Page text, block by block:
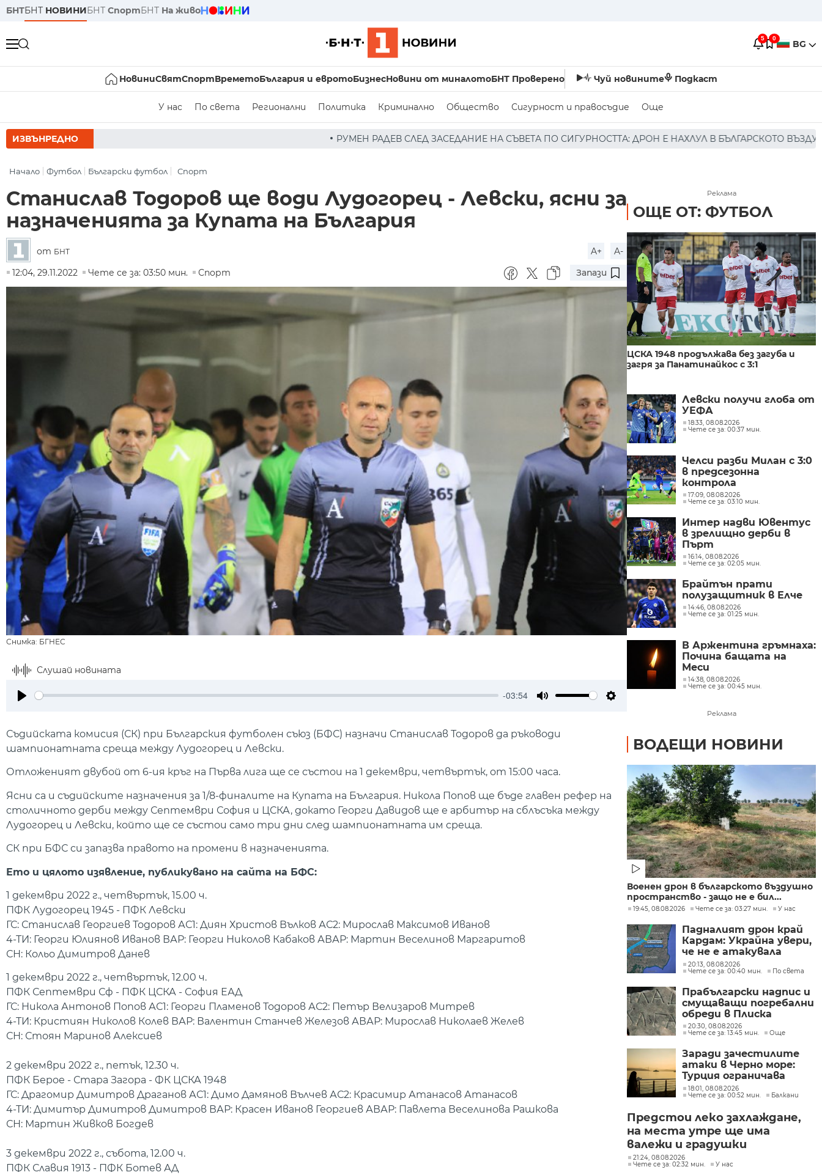
БНТБНТ НОВИНИБНТ СпортБНТ На живо
5 0 BG
НовиниСвятСпортВреметоБългария и евротоБизнесНовини от миналотоБНТ Проверено Чуй новините Подкаст
У нас По света Регионални Политика Криминално Общество Сигурност и правосъдие Още
ИЗВЪНРЕДНО РУМЕН РАДЕВ СЛЕД ЗАСЕДАНИЕ НА СЪВЕТА ПО СИГУРНОСТТА: ДРОН Е НАХЛУЛ В БЪЛГАРСКОТО ВЪЗДУШНО ПРОСТРАНСТВО *
Начало Футбол Български футбол Спорт
Станислав Тодоров ще води Лудогорец - Левски, ясни за
назначенията за Купата на България
от БНТ A+
A-
12:04, 29.11.2022
Чете се за: 03:50 мин. Спорт Запази
Снимка: БГНЕС
Слушай новината
-03:54
Съдийската комисия (СК) при Българския футболен съюз (БФС) назначи Станислав Тодоров да ръководи
шампионатната среща между Лудогорец и Левски.
Отложеният двубой от 6-ия кръг на Първа лига ще се състои на 1 декември, четвъртък, от 15:00 часа.
Ясни са и съдийските назначения за 1/8-финалите на Купата на България. Никола Попов ще бъде главен рефер на
столичното дерби между Септември София и ЦСКА, докато Георги Давидов ще е арбитър на сблъсъка между
Лудогорец и Левски, който ще се състои само три дни след шампионатната им среща.
СК при БФС си запазва правото на промени в назначенията.
Ето и цялото изявление, публикувано на сайта на БФС:
1 декември 2022 г., четвъртък, 15.00 ч.
ПФК Лудогорец 1945 - ПФК Левски
ГС: Станислав Георгиев Тодоров АС1: Диян Христов Вълков АС2: Мирослав Максимов Иванов
4-ТИ: Георги Юлиянов Иванов ВАР: Георги Николов Кабаков АВАР: Мартин Веселинов Маргаритов
СН: Кольо Димитров Данев
1 декември 2022 г., четвъртък, 12.00 ч.
ПФК Септември Сф - ПФК ЦСКА - София ЕАД
ГС: Никола Антонов Попов АС1: Георги Пламенов Тодоров АС2: Петър Велизаров Митрев
4-ТИ: Кристиян Николов Колев ВАР: Валентин Станчев Железов АВАР: Мирослав Николаев Желев
СН: Стоян Маринов Алексиев
2 декември 2022 г., петък, 12.30 ч.
ПФК Берое - Стара Загора - ФК ЦСКА 1948
ГС: Драгомир Димитров Драганов АС1: Димо Дамянов Вълчев АС2: Красимир Атанасов Атанасов
4-ТИ: Димитър Димитров Димитров ВАР: Красен Иванов Георгиев АВАР: Павлета Веселинова Рашкова
СН: Мартин Живков Богдев
3 декември 2022 г., събота, 12.00 ч.
ПФК Славия 1913 - ПФК Ботев АД
Реклама
ОЩЕ ОТ: ФУТБОЛ
ЦСКА 1948 продължава без загуба и
загря за Панатинайкос с 3:1
Левски получи глоба от
УЕФА
18:33, 08.08.2026
Чете се за: 00:37 мин.
Челси разби Милан с 3:0
в предсезонна
контрола
17:09, 08.08.2026
Чете се за: 03:10 мин.
Интер надви Ювентус
в зрелищно дерби в
Пърт
16:14, 08.08.2026
Чете се за: 02:05 мин.
Брайтън прати
полузащитник в Елче
14:46, 08.08.2026
Чете се за: 01:25 мин.
В Аржентина гръмнаха:
Почина бащата на
Меси
14:38, 08.08.2026
Чете се за: 00:45 мин.
Реклама
ВОДЕЩИ НОВИНИ
Военен дрон в българското въздушно
пространство - защо не е бил...
19:45, 08.08.2026 Чете се за: 03:27 мин. У нас
Падналият дрон край
Кардам: Украйна увери,
че не е атакувала
умишлено България и
обеща разследване
20:13, 08.08.2026
Чете се за: 00:40 мин.
По света
Прабългарски надпис и
смущаващи погребални
обреди в Плиска
20:30, 08.08.2026
Чете се за: 13:45 мин.
Още
Заради зачестилите
атаки в Черно море:
Турция ограничава
движението на
търговските кораби
18:01, 08.08.2026
Чете се за: 00:52 мин.
Балкани
Предстои леко захлаждане,
на места утре ще има
валежи и градушки
21:24, 08.08.2026
Чете се за: 02:32 мин.
У нас